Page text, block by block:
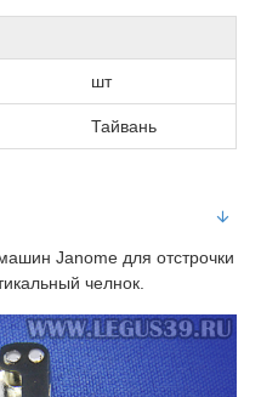
шт
Тайвань
Janome для отстрочки
челнок.